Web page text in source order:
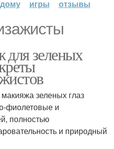
игры отзывы
для зеленых
зеленых глаз
фиолетовые и
полностью
и природный